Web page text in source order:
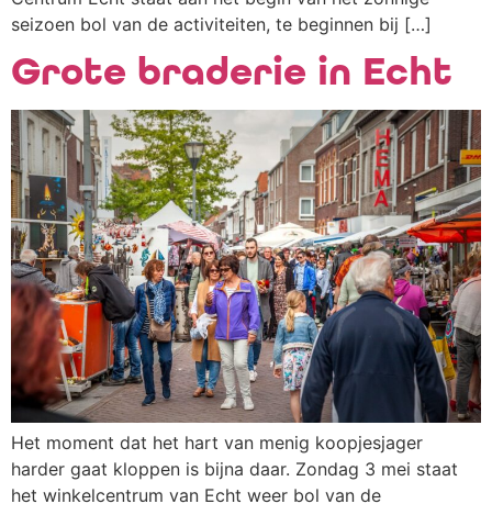
seizoen bol van de activiteiten, te beginnen bij […]
Grote braderie in Echt
Het moment dat het hart van menig koopjesjager
harder gaat kloppen is bijna daar. Zondag 3 mei staat
het winkelcentrum van Echt weer bol van de